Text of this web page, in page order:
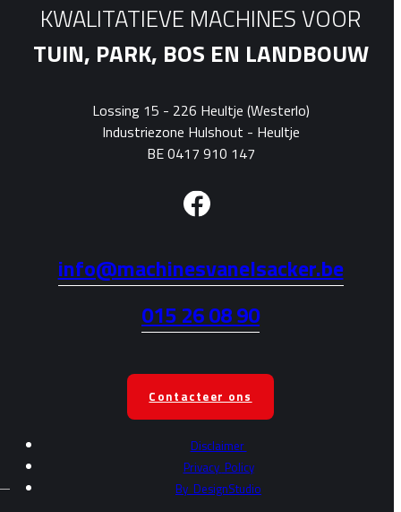
KWALITATIEVE MACHINES VOOR
TUIN, PARK, BOS EN LANDBOUW
Lossing 15 - 226 Heultje (Westerlo)
Industriezone Hulshout - Heultje
BE 0417 910 147
info@machinesvanelsacker.be
015 26 08 90
Contacteer ons
Disclaimer
Privacy Policy
By DesignStudio